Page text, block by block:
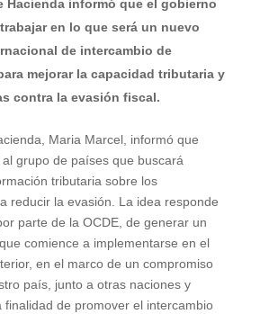
Hacienda informó que el gobierno
en lo que será un nuevo
de intercambio de
mejorar la capacidad tributaria y
contra la evasión fiscal.
Maria Marcel, informó que
grupo de países que buscará
tributaria sobre los
reducir la evasión. La idea responde
parte de la OCDE, de generar un
comience a implementarse en el
en el marco de un compromiso
país, junto a otras naciones y
finalidad de promover el intercambio